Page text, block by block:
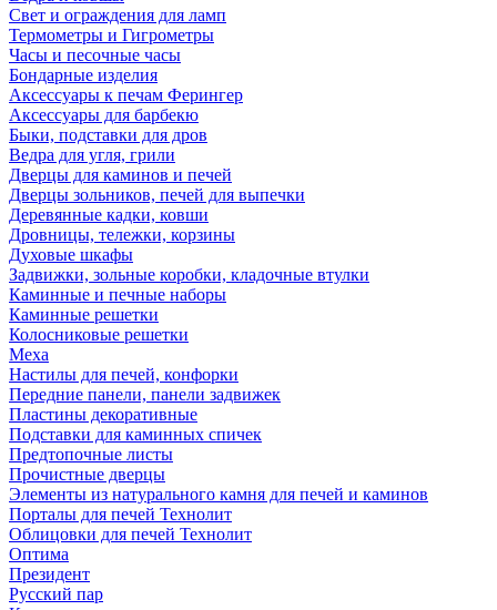
Свет и ограждения для ламп
Термометры и Гигрометры
Часы и песочные часы
Бондарные изделия
Аксессуары к печам Ферингер
Аксессуары для барбекю
Быки, подставки для дров
Ведра для угля, грили
Дверцы для каминов и печей
Дверцы зольников, печей для выпечки
Деревянные кадки, ковши
Дровницы, тележки, корзины
Духовые шкафы
Задвижки, зольные коробки, кладочные втулки
Каминные и печные наборы
Каминные решетки
Колосниковые решетки
Меха
Настилы для печей, конфорки
Передние панели, панели задвижек
Пластины декоративные
Подставки для каминных спичек
Предтопочные листы
Прочистные дверцы
Элементы из натурального камня для печей и каминов
Порталы для печей Технолит
Облицовки для печей Технолит
Оптима
Президент
Русский пар